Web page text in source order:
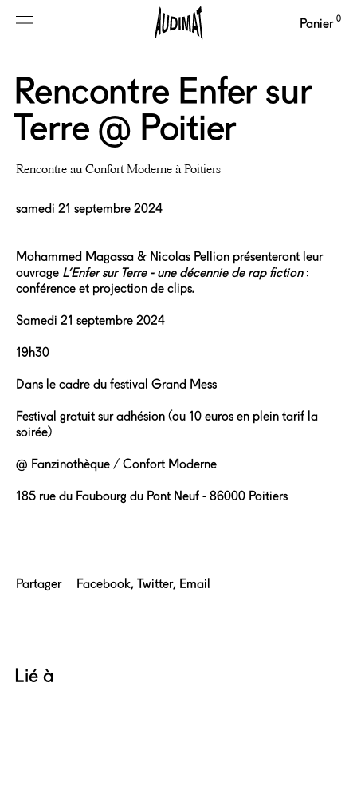
Panier 0
Rencontre Enfer sur
Terre @ Poitier
Rencontre au Confort Moderne à Poitiers
samedi 21 septembre 2024
Mohammed Magassa & Nicolas Pellion présenteront leur
ouvrage L’Enfer sur Terre - une décennie de rap fiction:
conférence et projection de clips.
Samedi 21 septembre 2024
19h30
Dans le cadre du festival Grand Mess
Festival gratuit sur adhésion (ou 10 euros en plein tarif la
soirée)
@ Fanzinothèque / Confort Moderne
185 rue du Faubourg du Pont Neuf - 86000 Poitiers
Partager Facebook Twitter Email
Lié à